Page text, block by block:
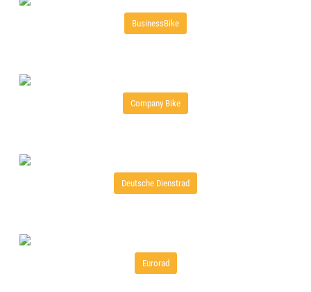
BusinessBike
Company Bike
Deutsche Dienstrad
Eurorad